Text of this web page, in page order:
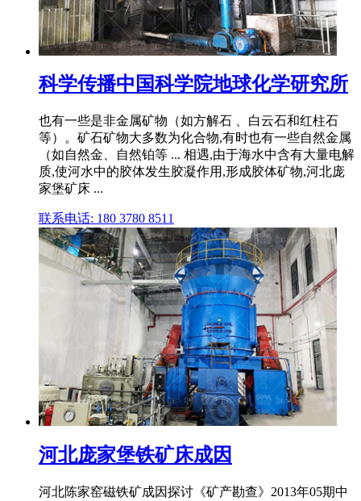
科学传播中国科学院地球化学研究所
也有一些是非金属矿物（如方解石 、白云石和红柱石
等）。矿石矿物大多数为化合物,有时也有一些自然金属
（如自然金、自然铂等 ... 相遇,由于海水中含有大量电解
质,使河水中的胶体发生胶凝作用,形成胶体矿物,河北庞
家堡矿床 ...
联系电话: 180 3780 8511
河北庞家堡铁矿床成因
河北陈家窑磁铁矿成因探讨《矿产勘查》2013年05期中